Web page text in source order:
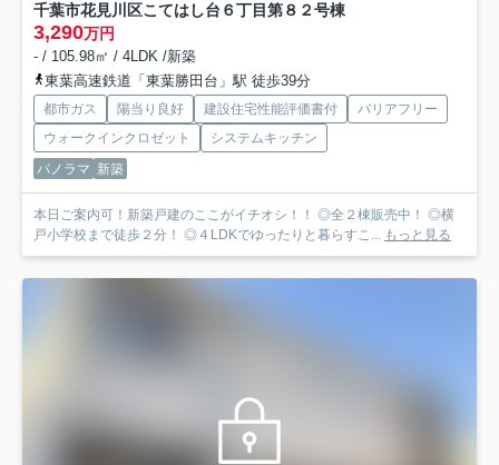
千葉市花見川区こてはし台６丁目第８ ２号棟
3,290万円
- / 105.98㎡ / 4LDK /新築
東葉高速鉄道「東葉勝田台」駅 徒歩39分
都市ガス 陽当り良好 建設住宅性能評価書付
バリアフリー
ウォークインクロゼット
システムキッチン
パノラマ 新築
本日ご案内可！新築戸建のここがイチオシ！！ ◎全２棟販売中！ ◎横
戸小学校まで徒歩２分！ ◎４LDKでゆったりと暮らすこ... もっと見る